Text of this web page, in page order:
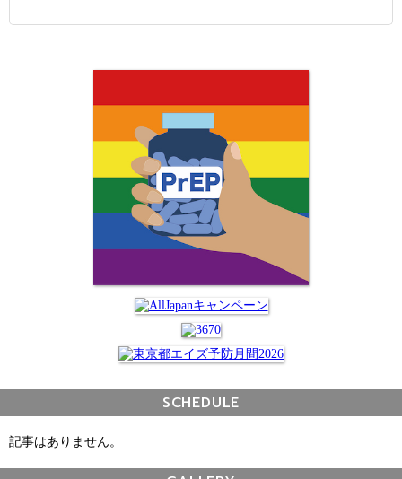
SCHEDULE
記事はありません。